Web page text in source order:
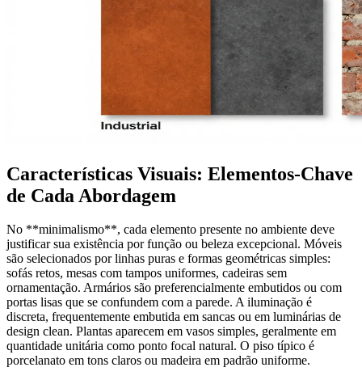
Características Visuais: Elementos-Chave
de Cada Abordagem
No **minimalismo**, cada elemento presente no ambiente deve
justificar sua existência por função ou beleza excepcional. Móveis
são selecionados por linhas puras e formas geométricas simples:
sofás retos, mesas com tampos uniformes, cadeiras sem
ornamentação. Armários são preferencialmente embutidos ou com
portas lisas que se confundem com a parede. A iluminação é
discreta, frequentemente embutida em sancas ou em luminárias de
design clean. Plantas aparecem em vasos simples, geralmente em
quantidade unitária como ponto focal natural. O piso típico é
porcelanato em tons claros ou madeira em padrão uniforme.